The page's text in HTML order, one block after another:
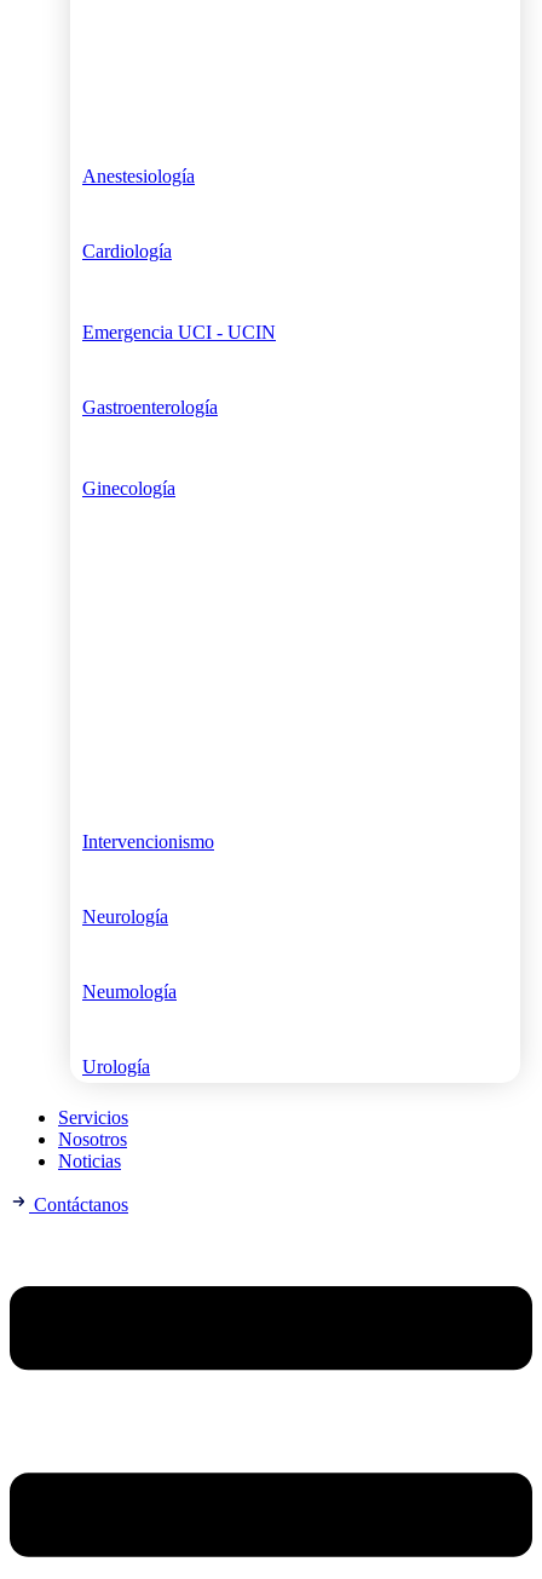
Anestesiología
Cardiología
Emergencia UCI - UCIN
Gastroenterología
Ginecología
Intervencionismo
Neurología
Neumología
Urología
Servicios
Nosotros
Noticias
Contáctanos